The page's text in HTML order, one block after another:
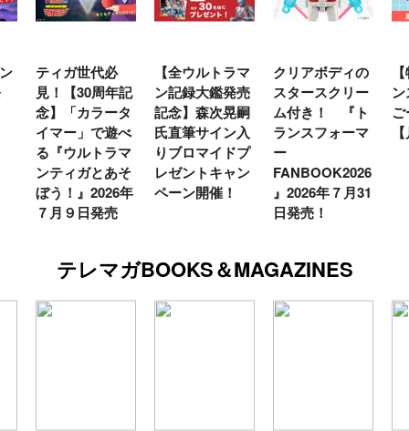
【全ウルトラマ
ン記録大鑑発売
記念】森次晃嗣
氏直筆サイン入
りブロマイドプ
レゼントキャン
ペーン開催！
クリアボディの
スタースクリー
ム付き！ 『ト
ランスフォーマ
ー
FANBOOK2026
』2026年７月31
【特別編】トラ
ンスフォーマー
ごー！ごー！
【月イチ更新】
♡
テレマガBOOKS＆MAGAZINES